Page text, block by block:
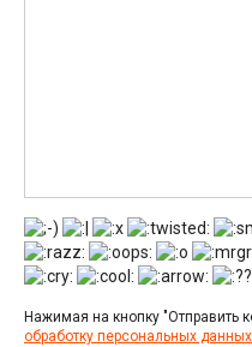
Нажимая на кнопку "Отправить
обработку персональных данных